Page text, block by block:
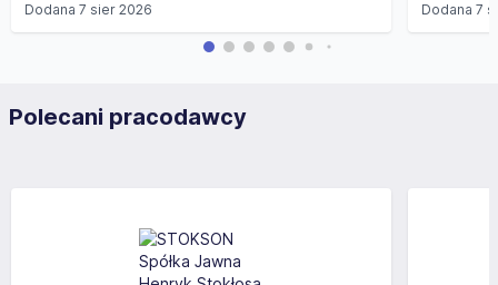
Dodana 7 sier 2026 Dodana7
Polecani pracodawcy